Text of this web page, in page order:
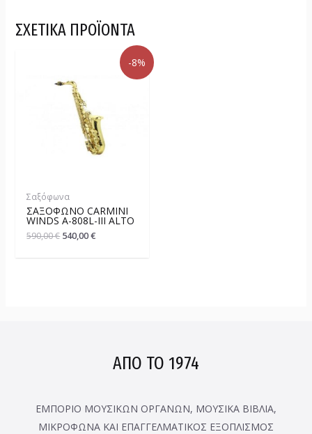
ΣΧΕΤΙΚΆ ΠΡΟΪΌΝΤΑ
-8%
Σαξόφωνα
ΣΑΞΌΦΩΝΟ CARMINI
WINDS A-808L-III ALTO
590,00€ 540,00€
ΑΠΟ ΤΟ 1974
ΕΜΠΟΡΙΟ ΜΟΥΣΙΚΩΝ ΟΡΓΑΝΩΝ, ΜΟΥΣΙΚΑ ΒΙΒΛΙΑ,
ΜΙΚΡΟΦΩΝΑ ΚΑΙ ΕΠΑΓΓΕΛΜΑΤΙΚΟΣ ΕΞΟΠΛΙΣΜΟΣ